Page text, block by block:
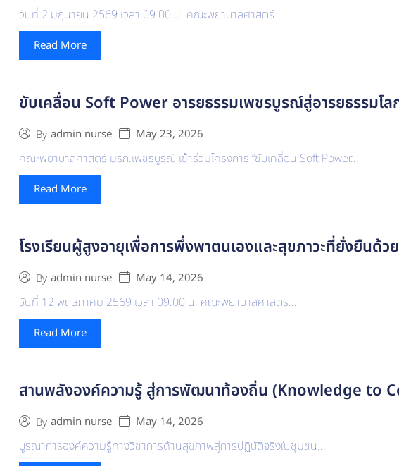
วันที่ 2 มิถุนายน 2569 เวลา 09.00 น. คณะพยาบาลศาสตร์...
Read More
ขับเคลื่อน Soft Power อารยธรรมเพชรบูรณ์สู่อารยธรรมโล
By admin nurse May 23, 2026
คณะพยาบาลศาสตร์ มรภ.เพชรบูรณ์ เข้าร่วมโครงการ “ขับเคลื่อน Soft Power...
Read More
โรงเรียนผู้สูงอายุเพื่อการพึ่งพาตนเองและสุขภาวะที่ยั่งยืนด้
By admin nurse May 14, 2026
วันที่ 12 พฤษภาคม 2569 เวลา 09.00 น. คณะพยาบาลศาสตร์...
Read More
สานพลังองค์ความรู้ สู่การพัฒนาท้องถิ่น (Knowledge to
By admin nurse May 14, 2026
บูรณาการองค์ความรู้ทางวิชาการด้านสุขภาพสู่การปฏิบัติจริงในชุมชน...